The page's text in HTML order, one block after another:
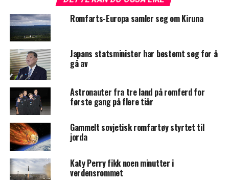
Romfarts-Europa samler seg om Kiruna
Japans statsminister har bestemt seg for å
gå av
Astronauter fra tre land på romferd for
første gang på flere tiår
Gammelt sovjetisk romfartøy styrtet til
jorda
Katy Perry fikk noen minutter i
verdensrommet